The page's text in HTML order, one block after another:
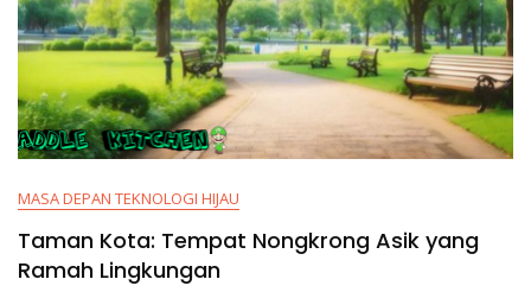
MASA DEPAN TEKNOLOGI HIJAU
Taman Kota: Tempat Nongkrong Asik yang
Ramah Lingkungan